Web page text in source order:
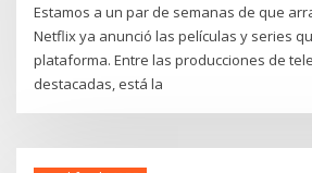
Estamos a un par de semanas de que
Netflix ya anunció las películas y series
plataforma. Entre las producciones de
destacadas, está la